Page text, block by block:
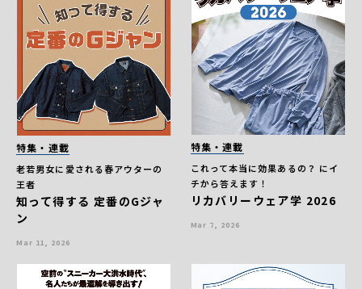
特集・連載
老若男女に愛される春アウターの
王者
知って得する 定番のGジャ
ン
Mar 11, 2026
特集・連載
これって本当に効果あるの？ にイ
チから答えます！
リカバリーウェア学 2026
Mar 7, 2026